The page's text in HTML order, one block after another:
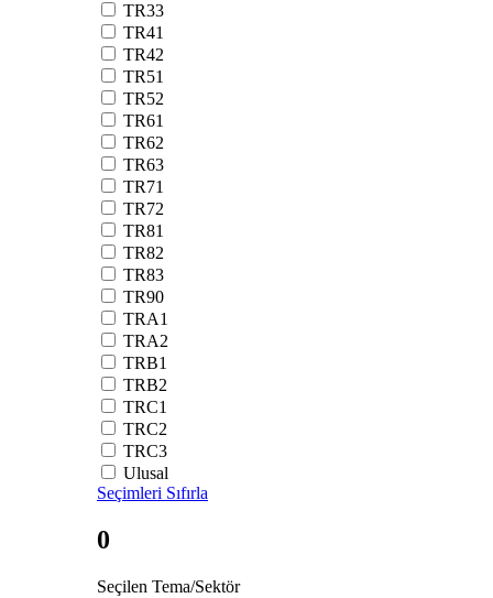
TR33
TR41
TR42
TR51
TR52
TR61
TR62
TR63
TR71
TR72
TR81
TR82
TR83
TR90
TRA1
TRA2
TRB1
TRB2
TRC1
TRC2
TRC3
Ulusal
Seçimleri Sıfırla
0
Seçilen Tema/Sektör